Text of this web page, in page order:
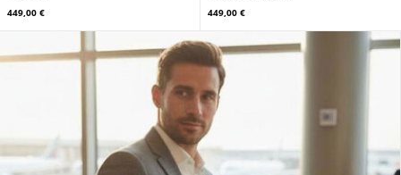
449,00 € 449,00 €